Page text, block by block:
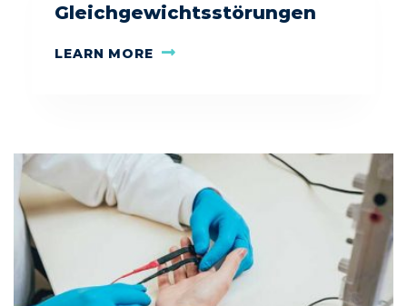
Gleichgewichtsstörungen
LEARN MORE